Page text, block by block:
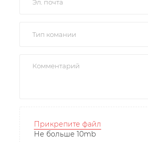
Прикрепите файл
Не больше 10mb